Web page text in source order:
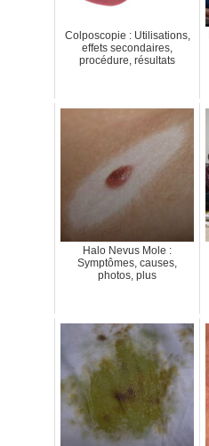
Colposcopie : Utilisations,
effets secondaires,
procédure, résultats
Halo Nevus Mole :
Symptômes, causes,
photos, plus